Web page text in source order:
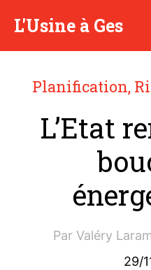
L'Usine à Ges
Planification,
L’Etat
Par Valéry
29/